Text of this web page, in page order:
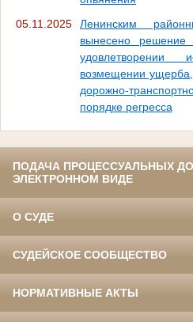
05.11.2025
Ленинским
вынесено решение
удовлетворении
возмещении ущерба,
дорожно-
порядке регресса
ПОДАЧА ПРОЦЕССУАЛЬНЫХ
ЭЛЕКТРОННОМ ВИДЕ
О СУДЕ
СУДЕЙСКОЕ СООБЩЕСТВО
НОРМАТИВНЫЕ АКТЫ